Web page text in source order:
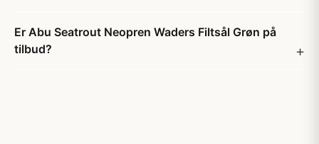
Er Abu Seatrout Neopren Waders Filtsål Grøn på
tilbud?